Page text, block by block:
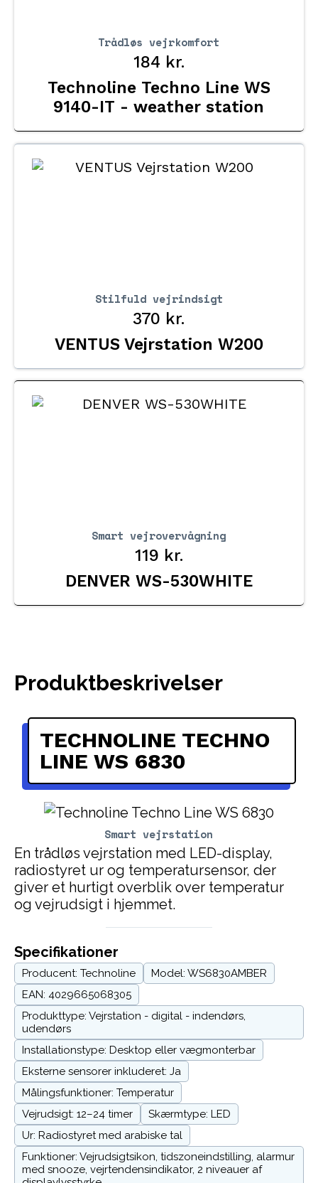
Trådløs vejrkomfort
Technoline Techno Line WS
9140-IT - weather station
184 kr.
Stilfuld vejrindsigt
VENTUS Vejrstation W200
370 kr.
Smart vejrovervågning
DENVER WS-530WHITE
119 kr.
Produktbeskrivelser
Smart vejrstation
TECHNOLINE TECHNO
LINE WS 6830
En trådløs vejrstation med LED-display,
radiostyret ur og temperatursensor, der
giver et hurtigt overblik over temperatur
og vejrudsigt i hjemmet.
Specifikationer
Producent: Technoline
Model: WS6830AMBER
EAN: 4029665068305
Produkttype: Vejrstation - digital - indendørs,
udendørs
Installationstype: Desktop eller vægmonterbar
Eksterne sensorer inkluderet: Ja
Målingsfunktioner: Temperatur
Vejrudsigt: 12–24 timer
Skærmtype: LED
Ur: Radiostyret med arabiske tal
Funktioner: Vejrudsigtsikon, tidszoneindstilling, alarmur
med snooze, vejrtendensindikator, 2 niveauer af